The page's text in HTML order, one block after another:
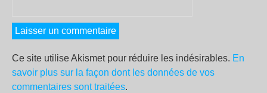
Ce site utilise Akismet pour réduire les indésirables. En
savoir plus sur la façon dont les données de vos
commentaires sont traitées.